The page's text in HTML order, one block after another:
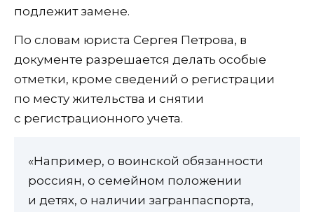
подлежит замене.
По словам юриста Сергея Петрова, в
документе разрешается делать особые
отметки, кроме сведений о регистрации
по месту жительства и снятии
с регистрационного учета.
«Например, о воинской обязанности
россиян, о семейном положении
и детях, о наличии загранпаспорта,